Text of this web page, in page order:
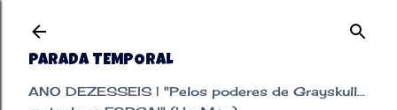
PARADA TEMPORAL
ANO DEZESSEIS | "Pelos poderes de Grayskull...